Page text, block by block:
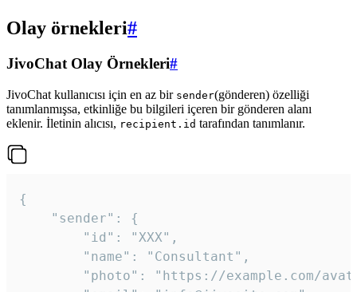
Olay örnekleri#
JivoChat Olay Örnekleri#
JivoChat kullanıcısı için en az bir sender(gönderen) özelliği
tanımlanmışsa, etkinliğe bu bilgileri içeren bir gönderen alanı
eklenir. İletinin alıcısı, recipient.id tarafından tanımlanır.
{